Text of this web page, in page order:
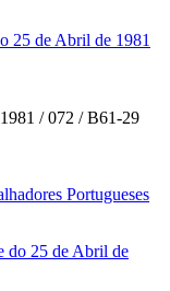
25 de Abril de 1981
/ 072 / B61-29
Portugueses